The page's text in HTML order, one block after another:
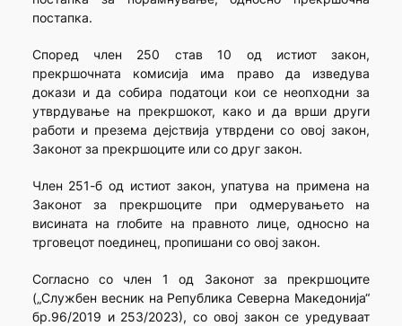
постапка.
Според член 250 став 10 од истиот закон,
прекршочната комисија има право да изведува
докази и да собира податоци кои се неопходни за
утврдување на прекршокот, како и да врши други
работи и презема дејствија утврдени со овој закон,
Законот за прекршоците или со друг закон.
Член 251-б од истиот закон, упатува на примена на
Законот за прекршоците при одмерувањето на
висината на глобите на правното лице, односно на
трговецот поединец, пропишани со овој закон.
Согласно со член 1 од Законот за прекршоците
(„Службен весник на Република Северна Македонија“
бр.96/2019 и 253/2023), со овој закон се уредуваат